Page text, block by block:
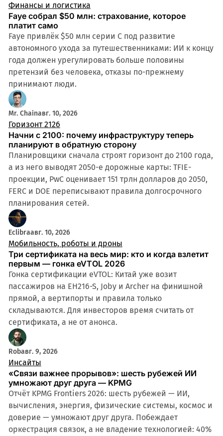
Финансы и логистика
Faye собрал $50 млн: страхование, которое
платит само
Faye привлёк $50 млн серии C под развитие
автономного ухода за путешественниками: ИИ к концу
года должен урегулировать больше половины
претензий без человека, отказы по-прежнему
принимают люди.
Mr. Chainавг. 10, 2026
Горизонт 2126
Начни с 2100: почему инфраструктуру теперь
планируют в обратную сторону
Планировщики сначала строят горизонт до 2100 года,
а из него выводят 2050-е дорожные карты: TFIE-
проекции, PwC оценивает 151 трлн долларов до 2050,
FERC и DOE переписывают правила долгосрочного
планирования сетей.
Eclibraавг. 10, 2026
Мобильность, роботы и дроны
Три сертификата на весь мир: кто и когда взлетит
первым — гонка eVTOL 2026
Гонка сертификации eVTOL: Китай уже возит
пассажиров на EH216-S, Joby и Archer на финишной
прямой, а вертипорты и правила только
складываются. Для инвесторов время считать от
сертификата, а не от анонса.
Robавг. 9, 2026
Инсайты
«Связи важнее прорывов»: шесть рубежей ИИ
умножают друг друга — KPMG
Отчёт KPMG Frontiers 2026: шесть рубежей — ИИ,
вычисления, энергия, физические системы, космос и
доверие — умножают друг друга. Побеждает
оркестрация связок, а не владение технологией: 40%